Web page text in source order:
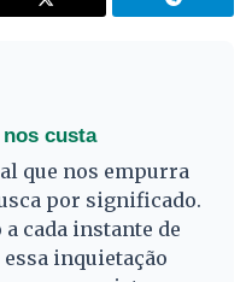
custa
que nos empurra
por significado.
cada instante de
inquietação